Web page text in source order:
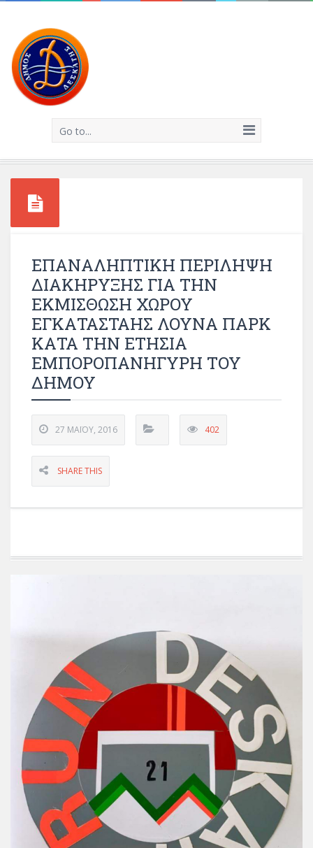
Go to...
ΕΠΑΝΑΛΗΠΤΙΚΗ ΠΕΡΙΛΗΨΗ
ΔΙΑΚΗΡΥΞΗΣ ΓΙΑ ΤΗΝ
ΕΚΜΙΣΘΩΣΗ ΧΩΡΟΥ
ΕΓΚΑΤΑΣΤΑΗΣ ΛΟΥΝΑ ΠΑΡΚ
ΚΑΤΑ ΤΗΝ ΕΤΗΣΙΑ
ΕΜΠΟΡΟΠΑΝΗΓΥΡΗ ΤΟΥ
ΔΗΜΟΥ
27 ΜΑΪ́ΟΥ, 2016 402
SHARE THIS